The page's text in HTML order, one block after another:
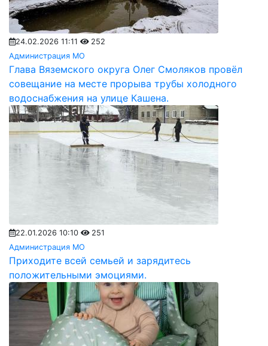
24.02.2026 11:11
252
Администрация МО
Глава Вяземского округа Олег Смоляков провёл
совещание на месте прорыва трубы холодного
водоснабжения на улице Кашена.
22.01.2026 10:10
251
Администрация МО
Приходите всей семьей и зарядитесь
положительными эмоциями.